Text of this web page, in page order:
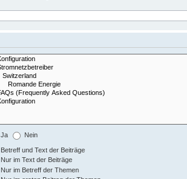
Ja Nein
Betreff und Text der Beiträge
Nur im Text der Beiträge
Nur im Betreff der Themen